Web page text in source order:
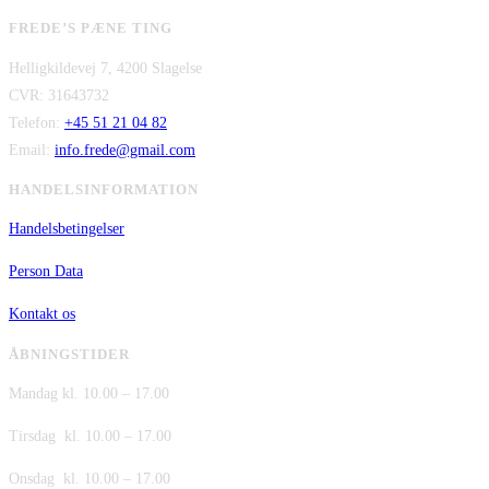
var:
er:
FREDE’S PÆNE TING
Helligkildevej 7, 4200 Slagelse
CVR: 31643732
Telefon: +45 51 21 04 82
Email: info.frede@gmail.com
HANDELSINFORMATION
Handelsbetingelser
Person Data
Kontakt os
ÅBNINGSTIDER
Mandag kl. 10.00 – 17.00
Tirsdag kl. 10.00 – 17.00
Onsdag kl. 10.00 – 17.00